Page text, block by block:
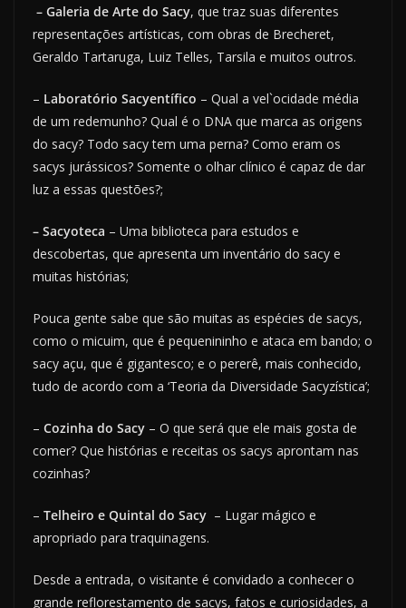
– Galeria de Arte do Sacy, que traz suas diferentes
representações artísticas, com obras de Brecheret,
Geraldo Tartaruga, Luiz Telles, Tarsila e muitos outros.
– Laboratório Sacyentífico – Qual a vel`ocidade média
de um redemunho? Qual é o DNA que marca as origens
do sacy? Todo sacy tem uma perna? Como eram os
sacys jurássicos? Somente o olhar clínico é capaz de dar
luz a essas questões?;
– Sacyoteca – Uma biblioteca para estudos e
descobertas, que apresenta um inventário do sacy e
muitas histórias;
Pouca gente sabe que são muitas as espécies de sacys,
como o micuim, que é pequenininho e ataca em bando; o
sacy açu, que é gigantesco; e o pererê, mais conhecido,
tudo de acordo com a ‘Teoria da Diversidade Sacyzística’;
– Cozinha do Sacy – O que será que ele mais gosta de
comer? Que histórias e receitas os sacys aprontam nas
cozinhas?
– Telheiro e Quintal do Sacy – Lugar mágico e
apropriado para traquinagens.
Desde a entrada, o visitante é convidado a conhecer o
grande reflorestamento de sacys, fatos e curiosidades, a